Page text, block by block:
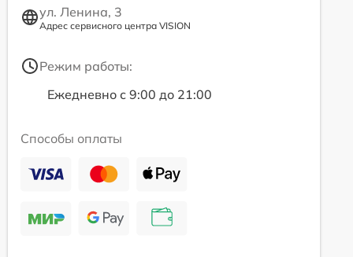
ул. Ленина, 3
Адрес сервисного центра VISION
Режим работы:
Ежедневно с 9:00 до 21:00
Способы оплаты